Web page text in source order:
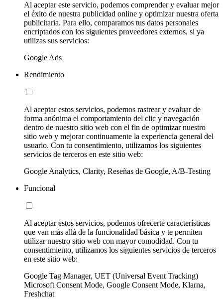
Al aceptar este servicio, podemos comprender y evaluar mejor
el éxito de nuestra publicidad online y optimizar nuestra oferta
publicitaria. Para ello, comparamos tus datos personales
encriptados con los siguientes proveedores externos, si ya
utilizas sus servicios:
Google Ads
Rendimiento
Al aceptar estos servicios, podemos rastrear y evaluar de
forma anónima el comportamiento del clic y navegación
dentro de nuestro sitio web con el fin de optimizar nuestro
sitio web y mejorar continuamente la experiencia general del
usuario. Con tu consentimiento, utilizamos los siguientes
servicios de terceros en este sitio web:
Google Analytics, Clarity, Reseñas de Google, A/B-Testing
Funcional
Al aceptar estos servicios, podemos ofrecerte características
que van más allá de la funcionalidad básica y te permiten
utilizar nuestro sitio web con mayor comodidad. Con tu
consentimiento, utilizamos los siguientes servicios de terceros
en este sitio web:
Google Tag Manager, UET (Universal Event Tracking)
Microsoft Consent Mode, Google Consent Mode, Klarna,
Freshchat